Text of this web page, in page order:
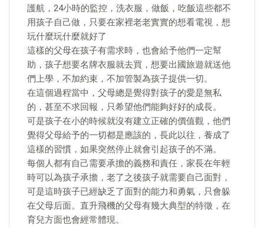
護航，24小時的監控，洗衣服，做飯，吃飯這些都不
用孩子自己做，只要在家裡老老實實的想看電視，想
玩什麼玩什麼就好了
這樣的父母在孩子有需求時，也會給予他們一定幫
助，孩子想要名牌衣服就去買，想要出國旅遊就送他
們上學，不加約束，不加管製為孩子提供一切。
在這個過程當中，父母總是覺得對孩子的愛是無私
的，甚至不求回報，只希望他們能夠好好的成長。
可是孩子在小的時候就沒有建立正確的價值觀，他們
覺得父母給予的一切都是應該的，長此以往，養成了
這樣的習慣，如果突然停止就會引起孩子的不滿。
每個人都有自己需要承擔的義務和責任，家長在年輕
時可以為孩子承擔，老了之後孩子就需要自己面對，
可是這時孩子已經缺乏了面對的能力和勇氣，只會躲
在父母后面。直升飛機的父母有幾大典型的特徵，在
育兒方面也會經常體現。